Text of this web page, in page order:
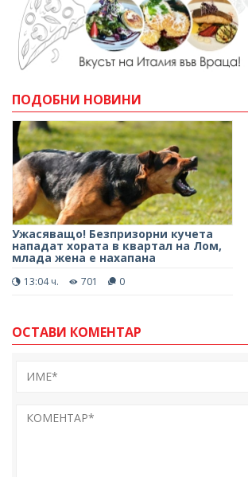
ПОДОБНИ НОВИНИ
Ужасяващо! Безпризорни кучета
нападат хората в квартал на Лом,
млада жена е нахапана
13:04 ч. 701 0
ОСТАВИ КОМЕНТАР